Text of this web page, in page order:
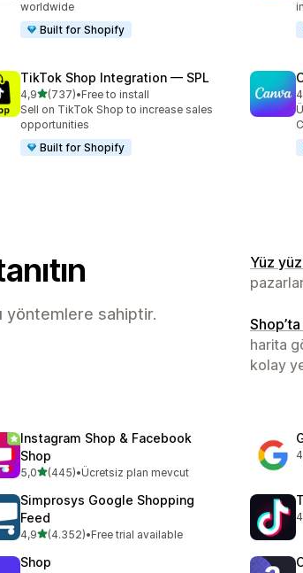
worldwide
Built for Shopify
TikTok Shop Integration — SPL
4,95 yıldız üzerinden
(737)
toplam 737 değerlendirme
•Free to install
Sell on TikTok Shop to increase sales
opportunities
Built for Shopify
yöntemlere sahiptir.
Yüz
harita
kolay
Instagram Shop & Facebook
Shop
5,05 yıldız üzerinden
(445)
toplam 445 değerlendirme
•Ücretsiz plan mevcut
Simprosys Google Shopping
Feed
4,95 yıldız üzerinden
(4.352)
toplam 4352 değerlendirme
•Free trial available
Shop